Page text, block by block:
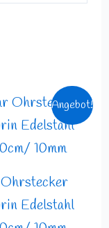
Angebot!
Edelstahl
Ursprünglicher
war:
10,49 €
Aktueller
Preis
ist:
9,44 €.